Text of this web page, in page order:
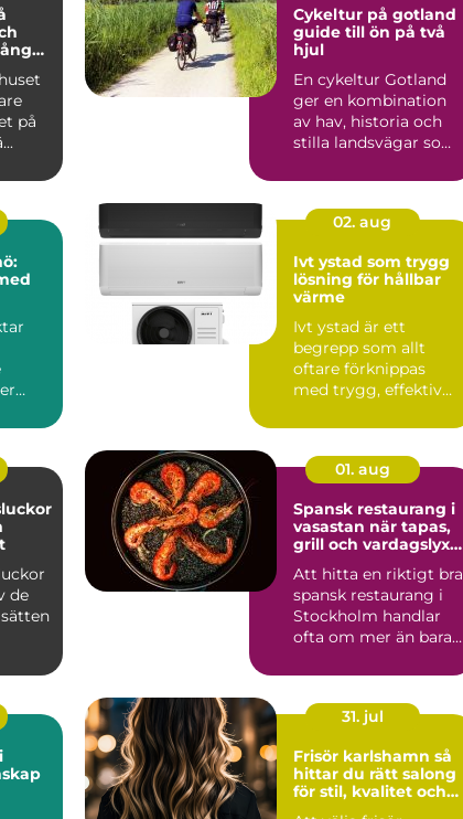
på
Cykeltur på gotland
guide till ön på två
hjul
En cykeltur Gotland
ger en kombination
av hav, historia och
stilla landsvägar som
02. aug
Ivt ystad som trygg
lösning för hållbar
värme
Ivt ystad är ett
begrepp som allt
oftare förknippas
med trygg, effektiv
sydliga ...
de
01. aug
Spansk restaurang i
vasastan när tapas,
grill och vardagslyx
Att hitta en riktigt bra
spansk restaurang i
Stockholm handlar
ofta om mer än bara
31. jul
Frisör karlshamn så
hittar du rätt salong
för stil, kvalitet och